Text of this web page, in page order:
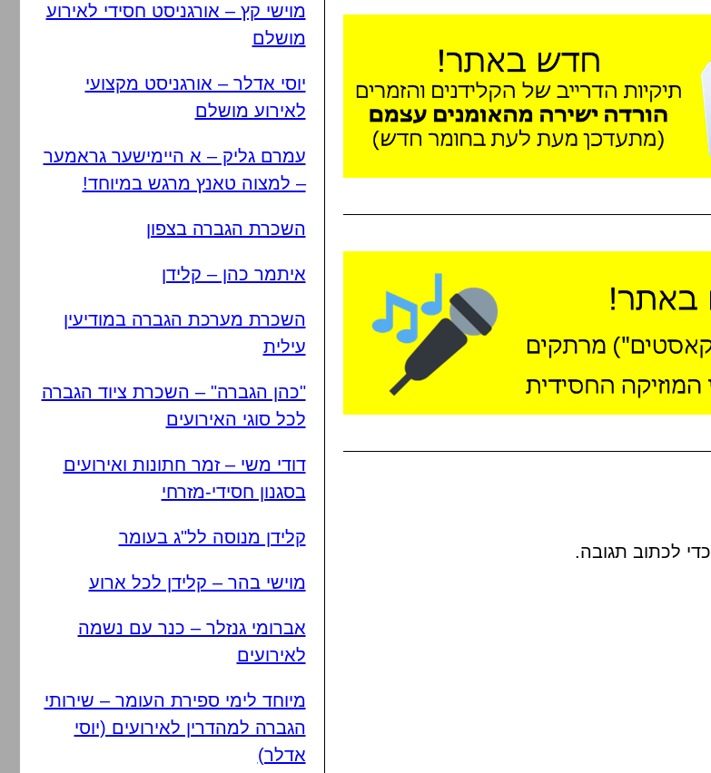
כדי לכתוב תגובה.
מוישי קץ – אורגניסט חסידי לאירוע
מושלם
יוסי אדלר – אורגניסט מקצועי
לאירוע מושלם
עמרם גליק – א היימישער גראמער
– למצוה טאנץ מרגש במיוחד!
השכרת הגברה בצפון
איתמר כהן – קלידן
השכרת מערכת הגברה במודיעין
עילית
"כהן הגברה" – השכרת ציוד הגברה
לכל סוגי האירועים
דודי משי – זמר חתונות ואירועים
בסגנון חסידי-מזרחי
קלידן מנוסה לל"ג בעומר
מוישי בהר – קלידן לכל ארוע
אברומי גנזלר – כנר עם נשמה
לאירועים
מיוחד לימי ספירת העומר – שירותי
הגברה למהדרין לאירועים (יוסי
אדלר)